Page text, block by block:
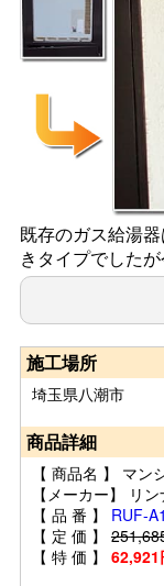
既存のガス給湯
きタイプでした
施工場所
埼玉県八潮市
商品詳細
【 商品名 】 マ
【メーカー】 リン
【 品 番 】 RUF-
【 定 価 】
【 特 価 】 62,921